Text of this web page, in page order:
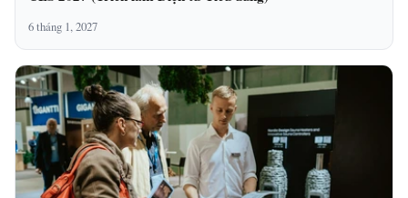
6 tháng 1, 2027